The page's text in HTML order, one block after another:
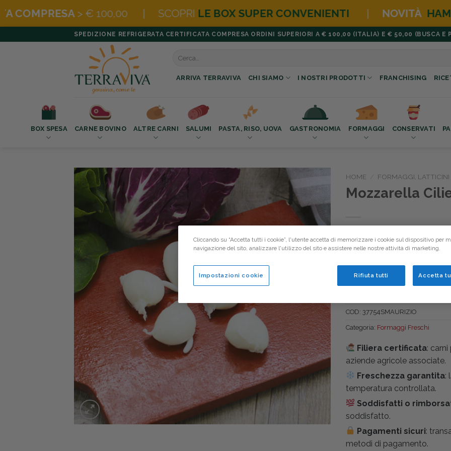
| SCOPRILE BOX SUPER CONVENIENTI |NOVITÀ HAMBURGER BOXNEW
ai
SPEDIZIONE REFRIGERATA CERTIFICATA COMPRESA ORDINI SUPERIORI A € 100,00 (ITALIA) E € 50,00 (BUSCA E
ARRIVA TERRAVIVA CHI SIAMO I NOSTRI PRODOTTI FRANCHISING
BOX SPESA CARNE BOVINO ALTRE CARNI SALUMI PASTA, RISO, UOVA GASTRONOMIA FORMAGGI CONSERVATI
HOME FORMAGGI, LATTICINI
Mozzarella
3,50€
Mozzarella a bocconcini
Mozzarella Ciliegine gr160
COD: 37754SMAURIZIO
Categoria: Formaggi Freschi
Filiera certificata:
aziende agricole associate.
Freschezza garantita:
temperatura controllata.
Soddisfatti o
soddisfatto.
Pagamenti sicuri:
metodi di pagamento.
Cliccando su “Accetta tutti i cookie”, l'utente accetta di memorizzare i cookie sul dispositivo per
navigazione del sito, analizzare l'utilizzo del sito e assistere nelle nostre attività di marketing.
Rifiuta tutti Accetta
Impostazioni cookie